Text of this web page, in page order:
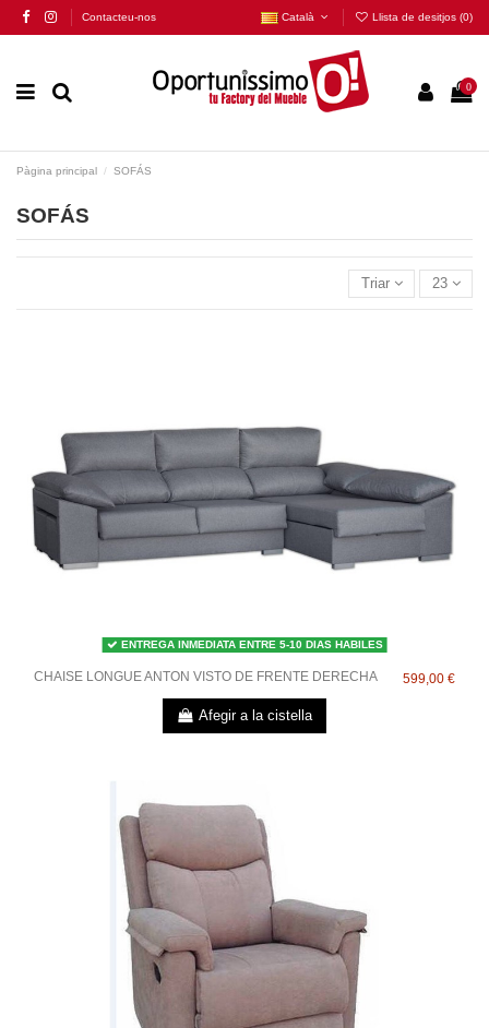
Contacteu-nos Català Llista de desitjos (0)
0
Pàgina principal SOFÁS
SOFÁS
Triar 23
ENTREGA INMEDIATA ENTRE 5-10 DIAS HABILES
CHAISE LONGUE ANTON VISTO DE FRENTE DERECHA 599,00 €
Afegir a la cistella